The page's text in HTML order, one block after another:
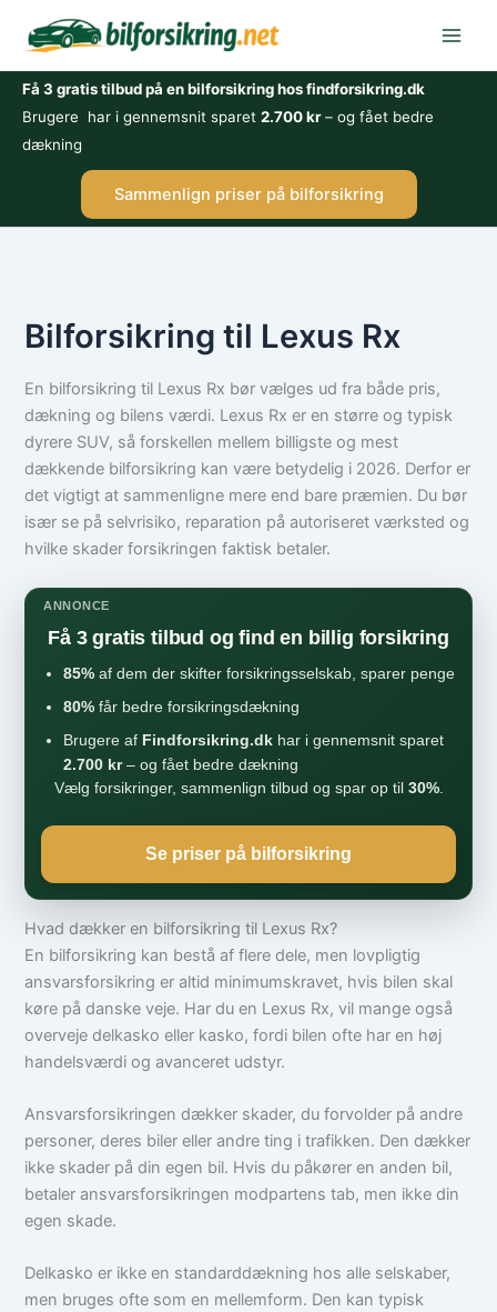
Få 3 gratis tilbud på en bilforsikring hos findforsikring.dk
Brugere har i gennemsnit sparet 2.700 kr– og fået bedre
dækning
Sammenlign priser på bilforsikring
Bilforsikring til Lexus Rx
En bilforsikring til Lexus Rx bør vælges ud fra både pris,
dækning og bilens værdi. Lexus Rx er en større og typisk
dyrere SUV, så forskellen mellem billigste og mest
dækkende bilforsikring kan være betydelig i 2026. Derfor er
det vigtigt at sammenligne mere end bare præmien. Du bør
især se på selvrisiko, reparation på autoriseret værksted og
hvilke skader forsikringen faktisk betaler.
ANNONCE
Få 3 gratis tilbud og find en billig forsikring
85% af dem der skifter forsikringsselskab, sparer penge
80% får bedre forsikringsdækning
Brugere af Findforsikring.dk har i gennemsnit sparet
2.700 kr– og fået bedre dækning
Vælg forsikringer, sammenlign tilbud og spar op til 30%.
Se priser på bilforsikring
Hvad dækker en bilforsikring til Lexus Rx?
En bilforsikring kan bestå af flere dele, men lovpligtig
ansvarsforsikring er altid minimumskravet, hvis bilen skal
køre på danske veje. Har du en Lexus Rx, vil mange også
overveje delkasko eller kasko, fordi bilen ofte har en høj
handelsværdi og avanceret udstyr.
Ansvarsforsikringen dækker skader, du forvolder på andre
personer, deres biler eller andre ting i trafikken. Den dækker
ikke skader på din egen bil. Hvis du påkører en anden bil,
betaler ansvarsforsikringen modpartens tab, men ikke din
egen skade.
Delkasko er ikke en standarddækning hos alle selskaber,
men bruges ofte som en mellemform. Den kan typisk